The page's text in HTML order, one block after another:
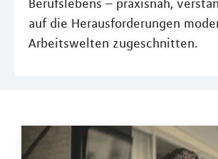
Berufslebens – praxisnah,
auf die Herausforderungen
Arbeitswelten zugeschnitten.